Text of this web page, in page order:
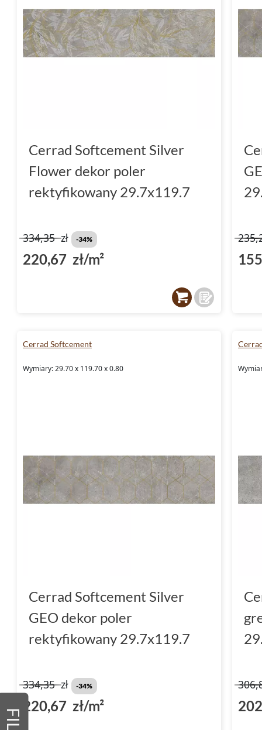
Cerrad Softcement Silver
Flower dekor poler
rektyfikowany 29.7x119.7
334,35zł -34%
220,67 zł/m²
Cerrad Softcement
Wymiary: 29.70 x 119.70 x 0.80
Cerrad Softcement Silver
GEO dekor poler
rektyfikowany 29.7x119.7
334,35zł -34%
220,67 zł/m²